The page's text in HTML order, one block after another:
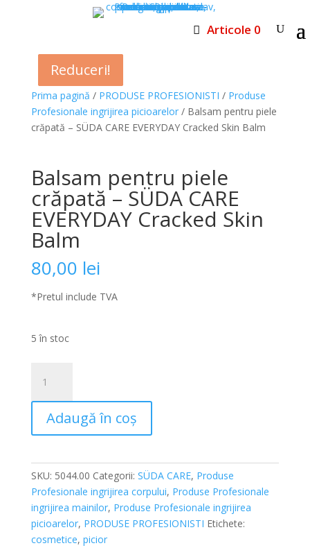
Articole 0
Prima pagină / PRODUSE PROFESIONISTI / Produse
Profesionale ingrijirea picioarelor/ Balsam pentru piele
crăpată – SÜDA CARE EVERYDAY Cracked Skin Balm
Balsam pentru piele
crăpată – SÜDA CARE
EVERYDAY Cracked Skin
Balm
80,00 lei
*Pretul include TVA
5 în stoc
Balsam
pentru
piele
crăpată
SÜDA
CARE
EVERYDAY
Cracked
Skin
Balm
Adaugă în coș
SKU: 5044.00 Categorii: SÜDA CARE, Produse
Profesionale ingrijirea corpului, Produse Profesionale
ingrijirea mainilor, Produse Profesionale ingrijirea
picioarelor, PRODUSE PROFESIONISTI Etichete:
cosmetice, picior
Reduceri!
Reduceri!
Reduceri!